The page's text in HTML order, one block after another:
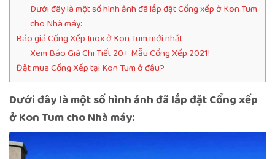
Dưới đây là một số hình ảnh đã lắp đặt Cổng xếp ở Kon Tum
cho Nhà máy:
Báo giá Cổng Xếp Inox ở Kon Tum mới nhất
Xem Báo Giá Chi Tiết 20+ Mẫu Cổng Xếp 2021!
Đặt mua Cổng Xếp tại Kon Tum ở đâu?
Dưới đây là một số hình ảnh đã lắp đặt Cổng xếp
ở Kon Tum cho Nhà máy: